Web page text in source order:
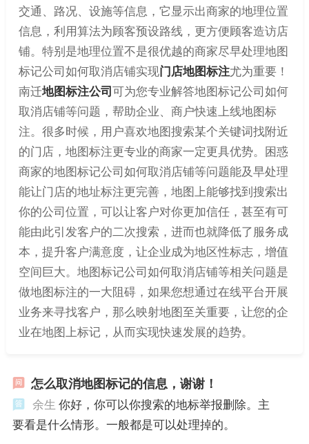
交通、路况、设施等信息，它显示出商家的地理位置
信息，利用算法为顾客预设路线，更方便顾客造访店
铺。特别是地理位置不是很优越的商家尽早处理地图
标记公司如何取消店铺实现门店地图标注尤为重要！
南迁地图标注公司可为您专业解答地图标记公司如何
取消店铺等问题，帮助企业、商户快速上线地图标
注。很多时候，用户喜欢地图搜索某个关键词找附近
的门店，地图标注更专业的商家一定更具优势。困惑
商家的地图标记公司如何取消店铺等问题能及早处理
能让门店的地址标注更完善，地图上能够找到搜索出
你的公司位置，可以让客户对你更加信任，甚至有可
能由此引发客户的二次搜索，进而也就降低了服务成
本，提升客户满意度，让企业成为地区性标志，增值
空间巨大。地图标记公司如何取消店铺等相关问题是
做地图标注的一大阻碍，如果您想通过在线平台开展
业务来寻找客户，那么映射地图至关重要，让您的企
业在地图上标记，从而实现快速发展的趋势。
怎么取消地图标记的信息，谢谢！
余生 你好，你可以你搜索的地标举报删除。主
要看是什么情形。一般都是可以处理掉的。